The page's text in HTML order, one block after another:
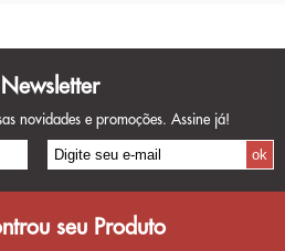
Newsletter
novidades e promoções. Assine já!
seu Produto